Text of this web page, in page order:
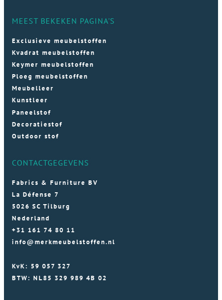
MEEST BEKEKEN PAGINA'S
Exclusieve meubelstoffen
Kvadrat meubelstoffen
Keymer meubelstoffen
Ploeg meubelstoffen
Meubelleer
Kunstleer
Paneelstof
Decoratiestof
Outdoor stof
CONTACTGEGEVENS
Fabrics & Furniture BV
La Défense 7
5026 SC Tilburg
Nederland
+31 161 74 80 11
info@merkmeubelstoffen.nl
KvK: 59 057 327
BTW: NL85 329 989 4B 02